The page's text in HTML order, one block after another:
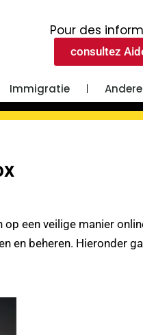
Pour des
consultez
Immigratie
een veilige manier
en beheren. Hieronder